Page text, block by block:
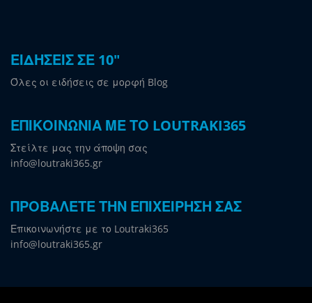
ΕΙΔΗΣΕΙΣ ΣΕ 10"
Όλες οι ειδήσεις σε μορφή Blog
ΕΠΙΚΟΙΝΩΝΙΑ ΜΕ ΤΟ LOUTRAKI365
Στείλτε μας την άποψη σας
info@loutraki365.gr
ΠΡΟΒΑΛΕΤΕ ΤΗΝ ΕΠΙΧΕΙΡΗΣΗ ΣΑΣ
Επικοινωνήστε με το Loutraki365
info@loutraki365.gr